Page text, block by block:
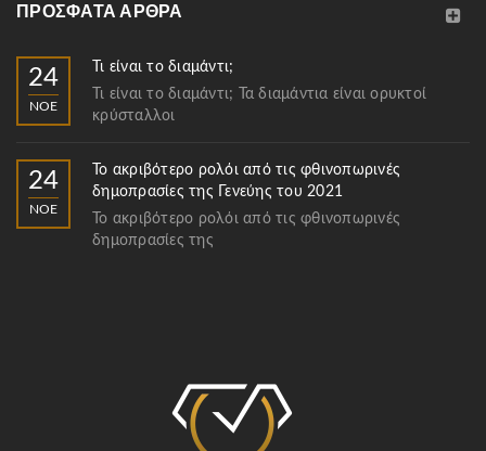
ΠΡΌΣΦΑΤΑ ΆΡΘΡΑ
24
ΝΟΈ
Τι είναι το διαμάντι;
Τι είναι το διαμάντι; Τα διαμάντια είναι ορυκτοί
κρύσταλλοι
24
ΝΟΈ
Το ακριβότερο ρολόι από τις φθινοπωρινές
δημοπρασίες της Γενεύης του 2021
Το ακριβότερο ρολόι από τις φθινοπωρινές
δημοπρασίες της